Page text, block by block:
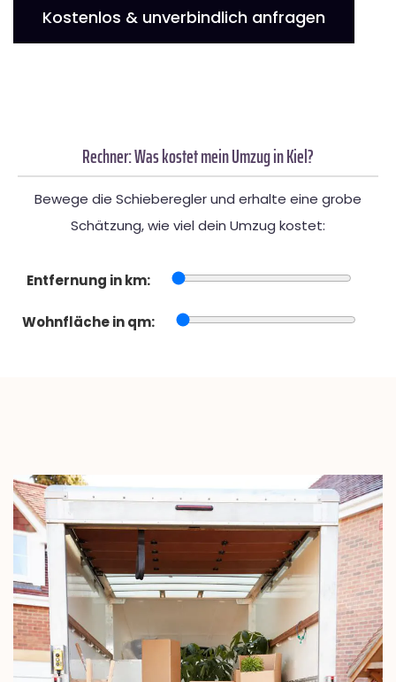
Kostenlos & unverbindlich anfragen
Rechner: Was kostet mein Umzug in Kiel?
Bewege die Schieberegler und erhalte eine grobe
Schätzung, wie viel dein Umzug kostet:
Entfernung in km:
Wohnfläche in qm: